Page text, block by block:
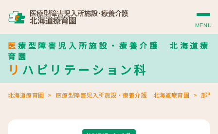
MENU
医療型障害児入所施設・療養介護 北海道療
育園
リハビリテーション科
北海道療育園 医療型障害児入所施設・療養介護 北海道療育園 部門